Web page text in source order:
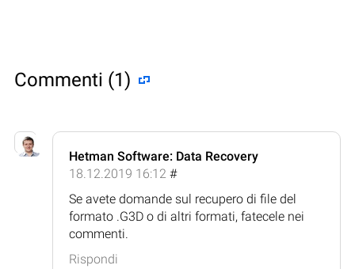
Commenti (1)
Hetman Software: Data Recovery
18.12.2019 16:12 #
Se avete domande sul recupero di file del
formato .G3D o di altri formati, fatecele nei
commenti.
Rispondi